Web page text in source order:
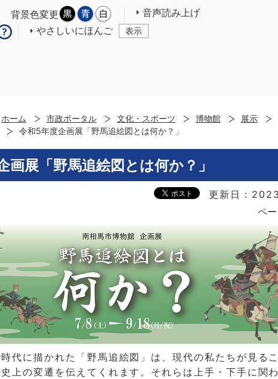
背景色変更 音声読み上げ
やさしいにほんご 表示
ホーム 市政ポータル 文化・スポーツ 博物館 展示
令和5年度企画展「野馬追絵図とは何か？」
画展「野馬追絵図とは何か？」
更新日：
ペー
代に描かれた「野馬追絵図」は、現代の私たちが見る
上の変遷を伝えてくれます。それらは上手・下手に関